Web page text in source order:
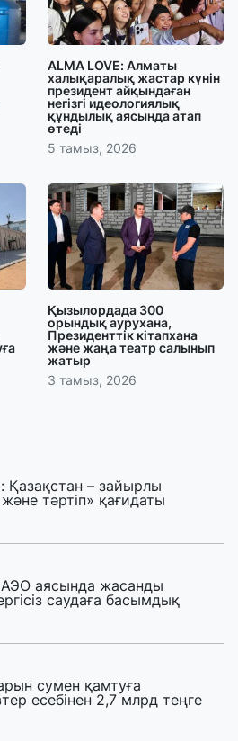
ALMA LOVE: Алматы
халықаралық жастар күнін
президент айқындаған
негізгі идеологиялық
құндылық аясында атап
өтеді
5 тамыз, 2026
Қызылордада 300
орындық аурухана,
Президенттік кітапхана
және жаңа театр салынып
жатыр
3 тамыз, 2026
Қазақстан – зайырлы
тәртіп» қағидаты
аясында жасанды
саудаға басымдық
сумен қамтуға
есебінен 2,7 млрд теңге